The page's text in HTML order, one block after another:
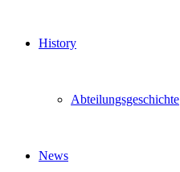
History
Abteilungsgeschichte
News